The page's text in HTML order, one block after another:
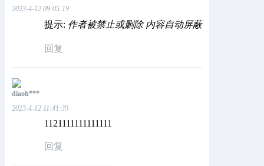
2023-4-12 09:05:19
提示: 作者被禁止或删除 内容自动屏蔽
回复
diaoh***
2023-4-12 11:41:39
1121111111111111
回复